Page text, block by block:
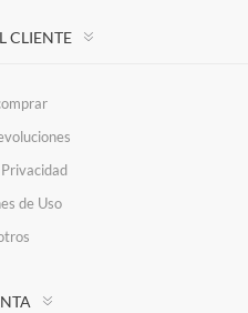
CLIENTE
de Uso